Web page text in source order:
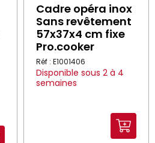
Cadre opéra inox
Sans revêtement
57x37x4 cm fixe
Pro.cooker
Réf : E1001406
Disponible sous 2 à 4
semaines